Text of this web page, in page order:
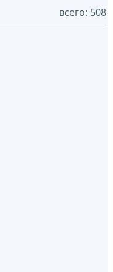
всего: 508